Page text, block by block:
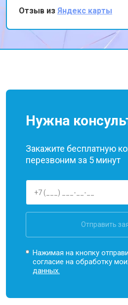
теперь работает
отличную работу!
Отзыв из Яндекс карты
Нужна
Закажите бесплатную
перезвоним за 5 минут
Отправить
Нажимая на кнопку
согласие на обработку
данных.